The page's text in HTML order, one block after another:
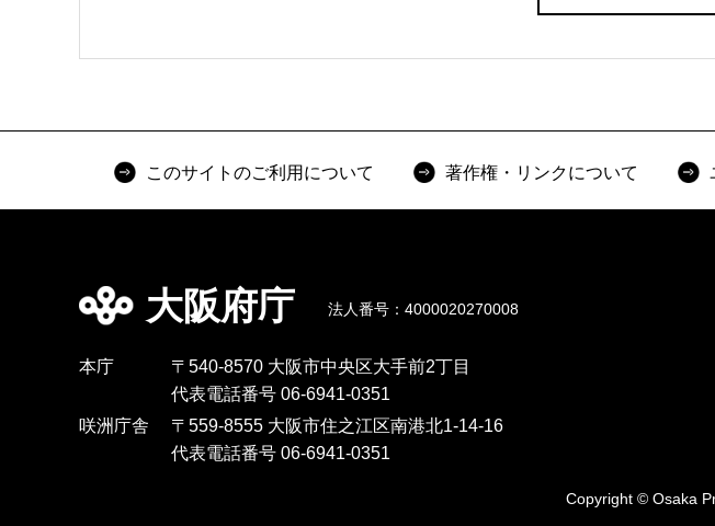
このサイトのご利用について 著作権・リンクについて
大阪府庁 法人番号：4000020270008
本庁
〒540-8570 大阪市中央区大手前2丁目
代表電話番号 06-6941-0351
咲洲庁舎
〒559-8555 大阪市住之江区南港北1-14-16
代表電話番号 06-6941-0351
Copyright © Osaka